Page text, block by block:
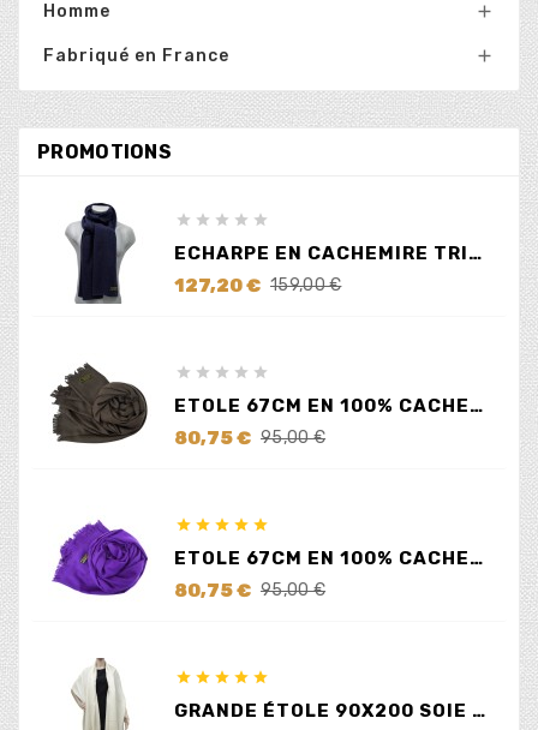
Homme 
Fabriqué en France 
PROMOTIONS
    
ECHARPE EN CACHEMIRE TRICOTÉ BLEUE
127,20 € 159,00 €
    
ETOLE 67CM EN 100% CACHEMIRE MARRON
80,75 € 95,00 €
    
ETOLE 67CM EN 100% CACHEMIRE LILAS
80,75 € 95,00 €
    
GRANDE ÉTOLE 90X200 SOIE ET CACHEMIRE ÉCRUE